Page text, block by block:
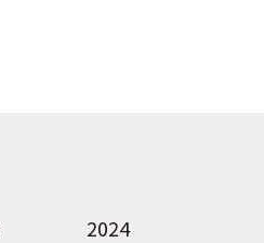
2024